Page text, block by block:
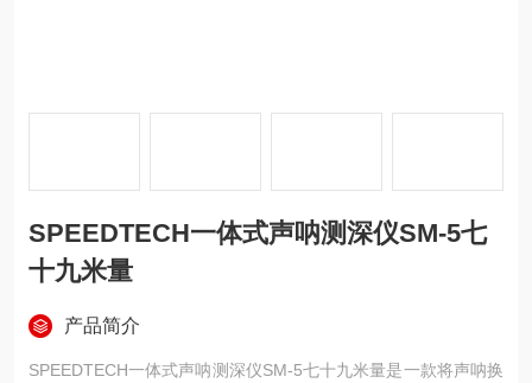
SPEEDTECH一体式声呐测深仪SM-5七
十九米量
产品简介
SPEEDTECH一体式声呐测深仪SM-5七十九米量是一款将声呐换